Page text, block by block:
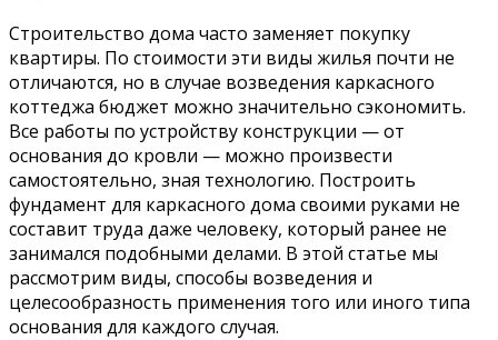
Строительство дома часто заменяет покупку
квартиры. По стоимости эти виды жилья почти не
отличаются, но в случае возведения каркасного
коттеджа бюджет можно значительно сэкономить.
Все работы по устройству конструкции — от
основания до кровли — можно произвести
самостоятельно, зная технологию. Построить
фундамент для каркасного дома своими руками не
составит труда даже человеку, который ранее не
занимался подобными делами. В этой статье мы
рассмотрим виды, способы возведения и
целесообразность применения того или иного типа
основания для каждого случая.